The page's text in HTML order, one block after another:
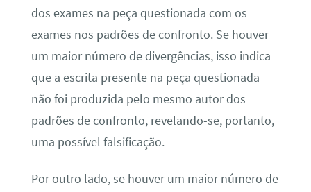
dos exames na peça questionada com os
exames nos padrões de confronto. Se houver
um maior número de divergências, isso indica
que a escrita presente na peça questionada
não foi produzida pelo mesmo autor dos
padrões de confronto, revelando-se, portanto,
uma possível falsificação.
Por outro lado, se houver um maior número de